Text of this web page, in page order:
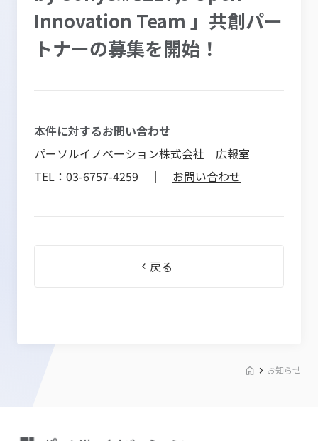
Innovation Team 」共創パー
トナーの募集を開始！
本件に対するお問い合わせ
パーソルイノベーション株式会社 広報室
TEL：03-6757-4259 ｜ お問い合わせ
戻る
お知らせ